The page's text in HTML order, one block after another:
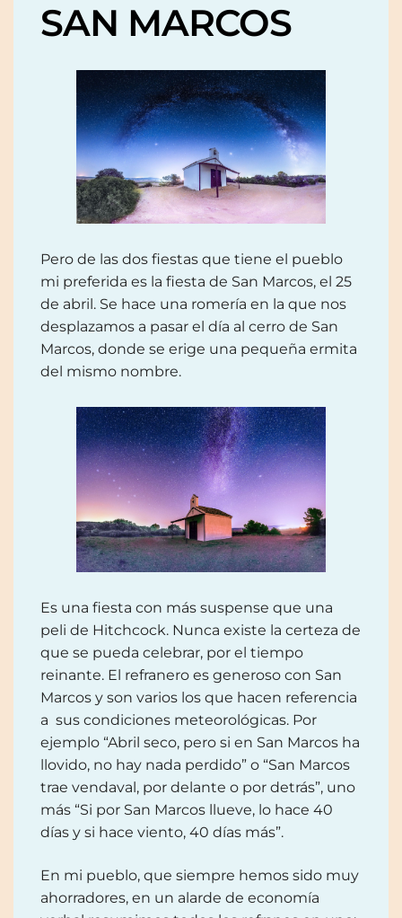
SAN MARCOS
Pero de las dos fiestas que tiene el pueblo
mi preferida es la fiesta de San Marcos, el 25
de abril. Se hace una romería en la que nos
desplazamos a pasar el día al cerro de San
Marcos, donde se erige una pequeña ermita
del mismo nombre.
Es una fiesta con más suspense que una
peli de Hitchcock. Nunca existe la certeza de
que se pueda celebrar, por el tiempo
reinante. El refranero es generoso con San
Marcos y son varios los que hacen referencia
a sus condiciones meteorológicas. Por
ejemplo “Abril seco, pero si en San Marcos ha
llovido, no hay nada perdido” o “San Marcos
trae vendaval, por delante o por detrás”, uno
más “Si por San Marcos llueve, lo hace 40
días y si hace viento, 40 días más”.
En mi pueblo, que siempre hemos sido muy
ahorradores, en un alarde de economía